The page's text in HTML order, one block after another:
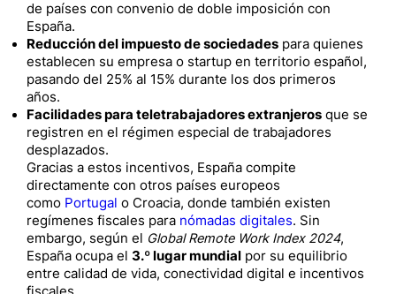
de países con convenio de doble imposición con
España.
Reducción del impuesto de sociedades para quienes
establecen su empresa o startup en territorio español,
pasando del 25% al 15% durante los dos primeros
años.
Facilidades para teletrabajadores extranjeros que se
registren en el régimen especial de trabajadores
desplazados.
Gracias a estos incentivos, España compite
directamente con otros países europeos
como Portugal o Croacia, donde también existen
regímenes fiscales para nómadas digitales. Sin
embargo, según el Global Remote Work Index 2024,
España ocupa el 3.º lugar mundial por su equilibrio
entre calidad de vida, conectividad digital e incentivos